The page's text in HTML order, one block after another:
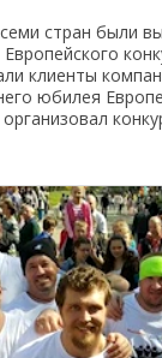
стран были
клиенты
юбилея